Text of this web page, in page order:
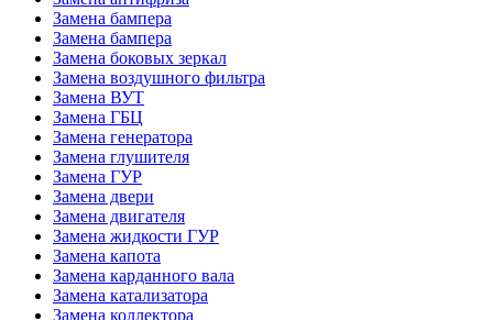
Замена бампера
Замена бампера
Замена боковых зеркал
Замена воздушного фильтра
Замена ВУТ
Замена ГБЦ
Замена генератора
Замена глушителя
Замена ГУР
Замена двери
Замена двигателя
Замена жидкости ГУР
Замена капота
Замена карданного вала
Замена катализатора
Замена коллектора